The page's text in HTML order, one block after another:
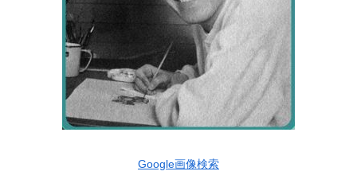
Google画像検索